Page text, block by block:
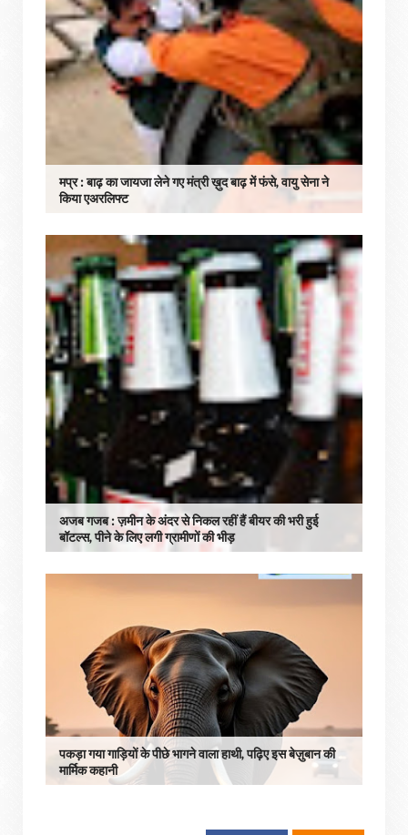
मप्र : बाढ़ का जायजा लेने गए मंत्री ख़ुद बाढ़ में फंसे, वायु सेना ने
किया एअरलिफ्ट
अजब गजब : ज़मीन के अंदर से निकल रहीं हैं बीयर की भरी हुई
बॉटल्स, पीने के लिए लगी ग्रामीणों की भीड़
पकड़ा गया गाड़ियों के पीछे भागने वाला हाथी, पढ़िए इस बेज़ुबान की
मार्मिक कहानी